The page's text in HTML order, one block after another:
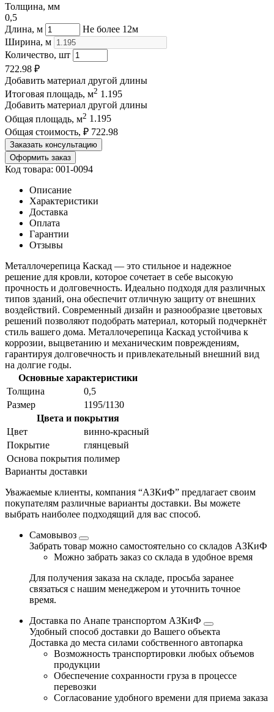
Толщина, мм
0,5
Длина, м
Не более 12м
Ширина, м
Количество, шт
722.98 ₽
Добавить материал другой длины
Итоговая площадь, м2 1.195
Добавить материал другой длины
Общая площадь, м2 1.195
Общая стоимость, ₽ 722.98
Заказать консультацию
Оформить заказ
Код товара: 001-0094
Описание
Характеристики
Доставка
Оплата
Гарантии
Отзывы
Металлочерепица Каскад — это стильное и надежное
решение для кровли, которое сочетает в себе высокую
прочность и долговечность. Идеально подходя для различных
типов зданий, она обеспечит отличную защиту от внешних
воздействий. Современный дизайн и разнообразие цветовых
решений позволяют подобрать материал, который подчеркнёт
стиль вашего дома. Металлочерепица Каскад устойчива к
коррозии, выцветанию и механическим повреждениям,
гарантируя долговечность и привлекательный внешний вид
на долгие годы.
Основные характеристики
Толщина
0,5
Размер
1195/1130
Цвета и покрытия
Цвет
винно-красный
Покрытие
глянцевый
Основа покрытия полимер
Варианты доставки
Уважаемые клиенты, компания “АЗКиФ” предлагает своим
покупателям различные варианты доставки. Вы можете
выбрать наиболее подходящий для вас способ.
Самовывоз
Забрать товар можно самостоятельно со складов АЗКиФ
Можно забрать заказ со склада в удобное время
Для получения заказа на складе, просьба заранее
связаться с нашим менеджером и уточнить точное
время.
Доставка по Анапе транспортом АЗКиФ
Удобный способ доставки до Вашего объекта
Доставка до места силами собственного автопарка
Возможность транспортировки любых объемов
продукции
Обеспечение сохранности груза в процессе
перевозки
Согласование удобного времени для приема заказа